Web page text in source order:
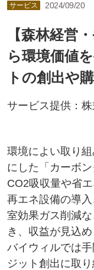
サービス 2024/09/20
【森林経営
ら環境価値
トの創出や
サービス提供：
環境によい取り
にした「カーボ
CO2吸収量や省
再エネ設備の導
室効果ガス削減
き、収益が見込め
バイウィルでは
ジット創出に取